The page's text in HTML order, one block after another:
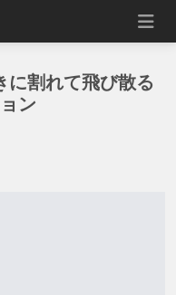
に割れて飛び散る
ン